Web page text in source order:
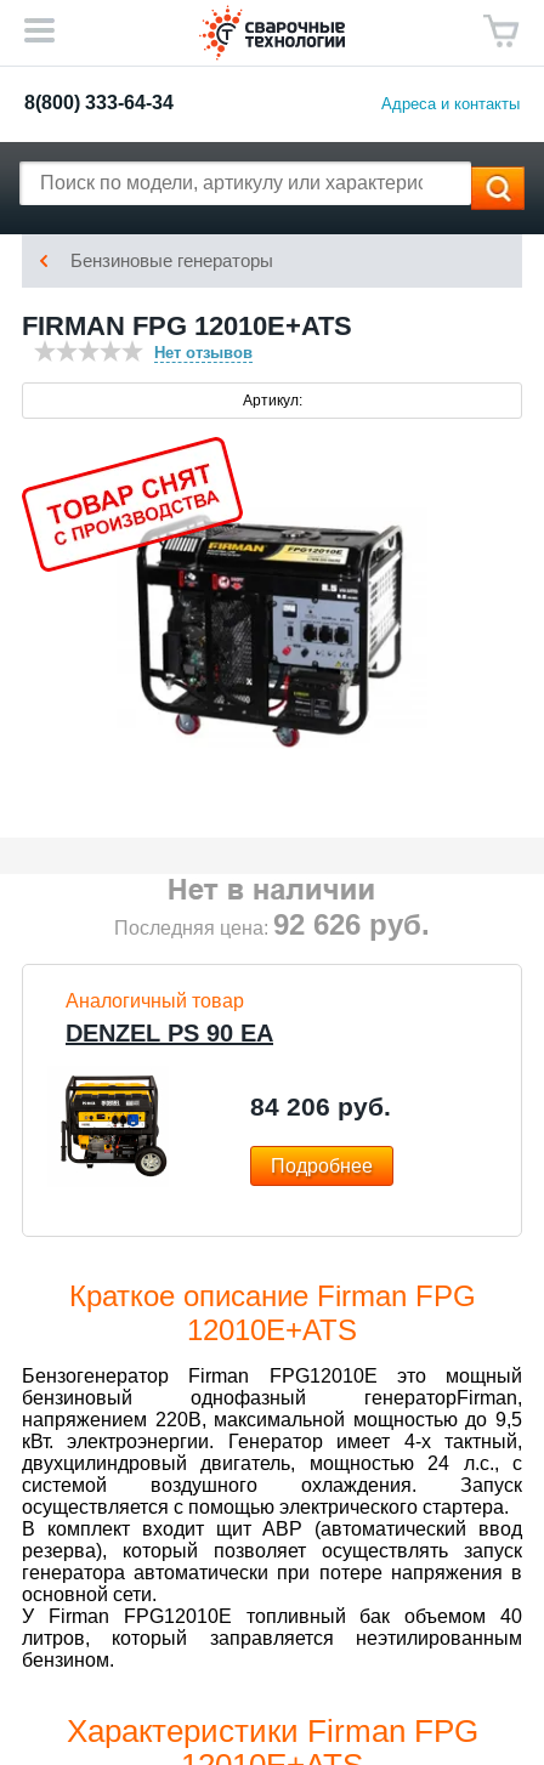
8(800) 333-64-34 Адреса и контакты
Бензиновые генераторы
FIRMAN FPG 12010E+ATS
Нет отзывов
Артикул:
Последняя цена: 92 626 руб.
Аналогичный товар
DENZEL PS 90 EA
84 206 руб.
Подробнее
Краткое описание Firman FPG
12010E+ATS
Бензогенератор Firman FPG12010E это мощный
бензиновый однофазный генераторFirman,
напряжением 220В, максимальной мощностью до 9,5
кВт. электроэнергии. Генератор имеет 4-х тактный,
двухцилиндровый двигатель, мощностью 24 л.с., с
системой воздушного охлаждения. Запуск
осуществляется с помощью электрического стартера.
В комплект входит щит АВР (автоматический ввод
резерва), который позволяет осуществлять запуск
генератора автоматически при потере напряжения в
основной сети.
У Firman FPG12010E топливный бак объемом 40
литров, который заправляется неэтилированным
бензином.
Характеристики Firman FPG